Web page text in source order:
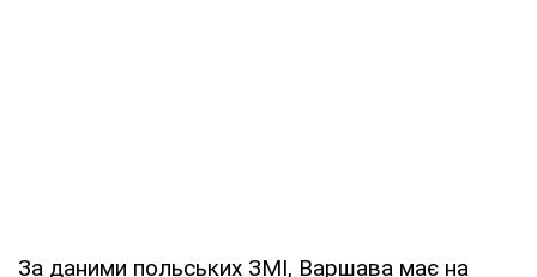
За даними польських ЗМІ, Варшава має на